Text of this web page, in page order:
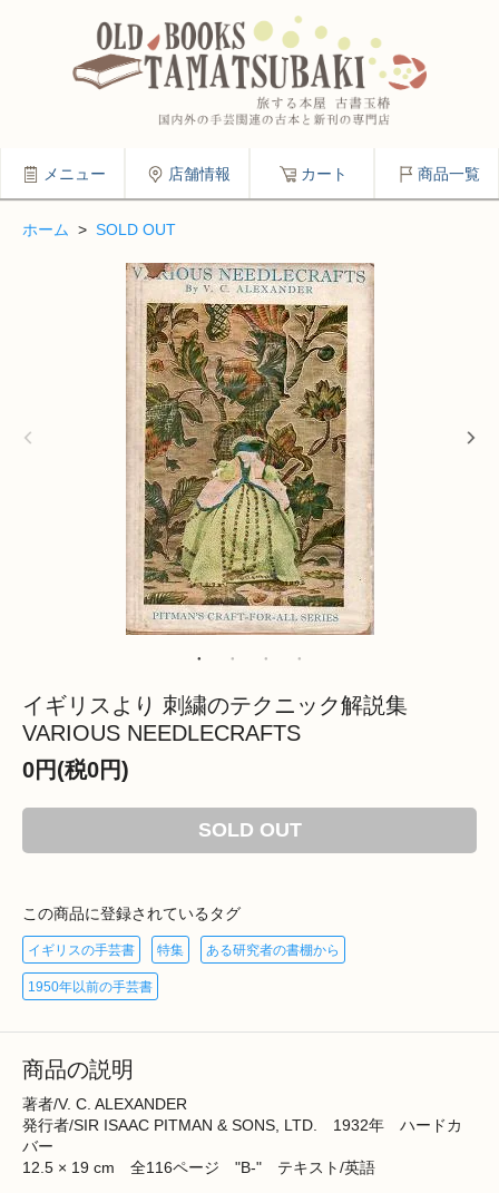
メニュー 店舗情報 カート 商品一覧
ホーム > SOLD OUT
イギリスより 刺繍のテクニック解説集
VARIOUS NEEDLECRAFTS
0円(税0円)
SOLD OUT
この商品に登録されているタグ
イギリスの手芸書 特集 ある研究者の書棚から
1950年以前の手芸書
商品の説明
著者/V. C. ALEXANDER
発行者/SIR ISAAC PITMAN & SONS, LTD. 1932年 ハードカ
バー
12.5 × 19 cm 全116ページ "B-" テキスト/英語